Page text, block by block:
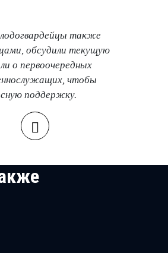
также
обсудили текущую
о первоочередных
чтобы
поддержку.